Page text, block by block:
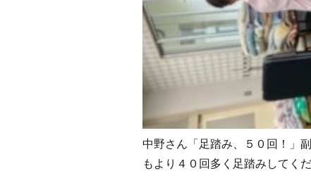
中野さん「足踏み、５０回！」
もより４０回多く足踏みしてく